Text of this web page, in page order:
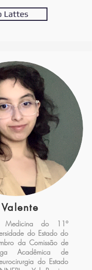
Lattes
Medicina do 11º
do Estado do
da Comissão de
Acadêmica de
do Estado